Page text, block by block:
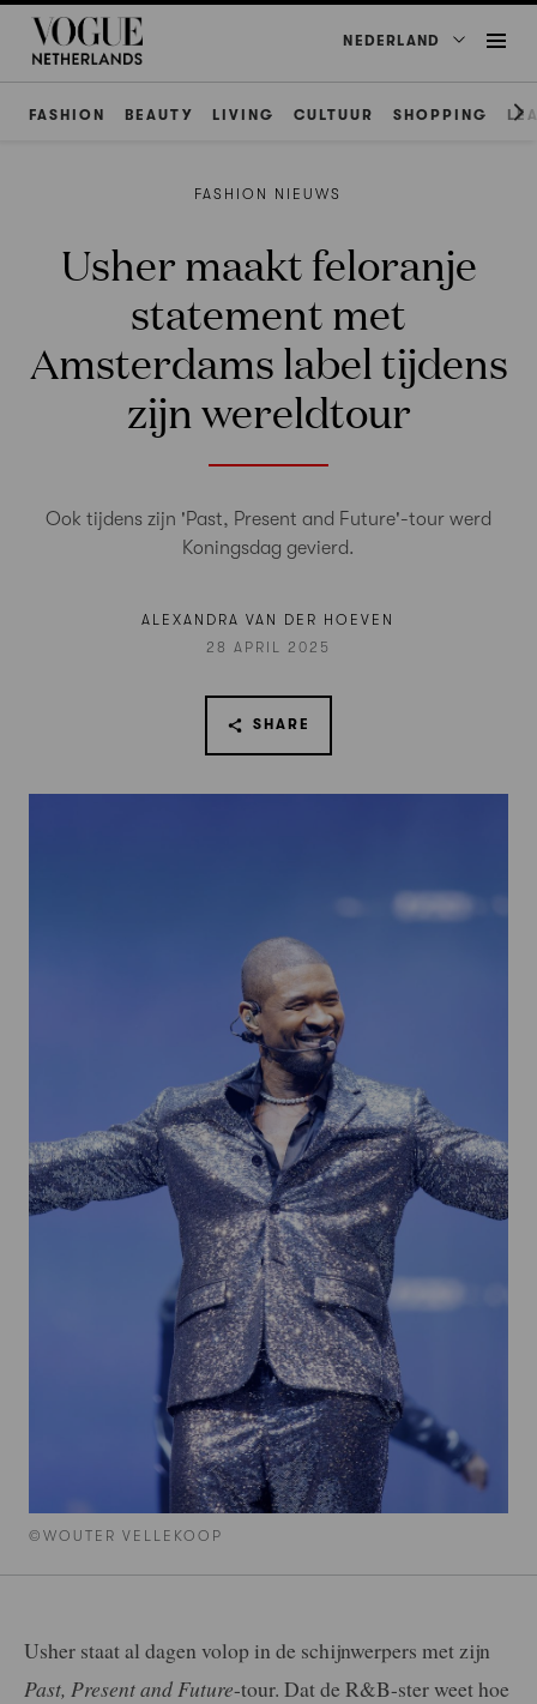
NEDERLAND
FASHION BEAUTY LIVING CULTUUR SHOPPING
©WOUTER VELLEKOOP
FASHION NIEUWS
Usher maakt feloranje
statement met
Amsterdams label tijdens
zijn wereldtour
Ook tijdens zijn 'Past, Present and Future'-tour werd
Koningsdag gevierd.
ALEXANDRA VAN DER HOEVEN
28 APRIL 2025
SHARE
Usher staat al dagen volop in de schijnwerpers met zijn
Past, Present and Future-tour. Dat de R&B-ster weet hoe